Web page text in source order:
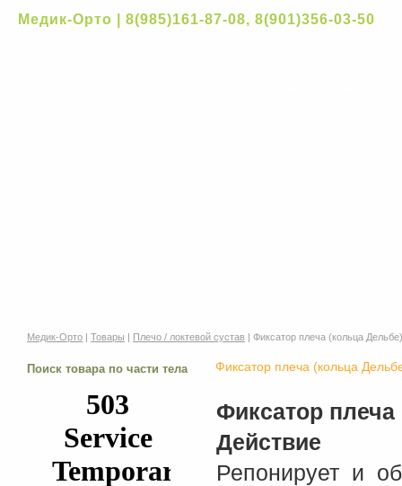
Медик-Орто | 8(985)161-87-08, 8(901)356-03-50
Медик-Орто | Товары | Плечо / локтевой сустав | Фиксатор плеча (кольца Дельбе)
Поиск товара по части тела Фиксатор плеча (кольца
Фиксатор
Действие
Репонирует и